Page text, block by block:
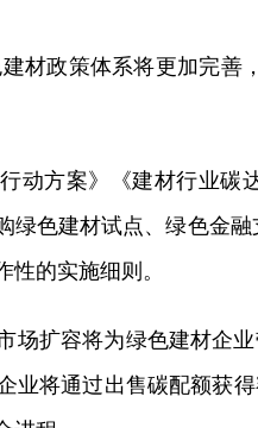
建材政策体系将更加完
动方案》《建材行业碳
绿色建材试点、绿色金
的实施细则。
场扩容将为绿色建材企
业将通过出售碳配额获